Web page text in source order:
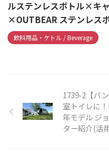
ルステンレスボトル×キ
×OUTBEAR ステンレス
飲料用品・ケトル / Beverage
1739-2【バ
室トイレに
年モデル ジ
ター紹介(活